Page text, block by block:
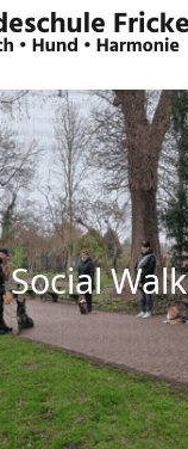
Social Walk